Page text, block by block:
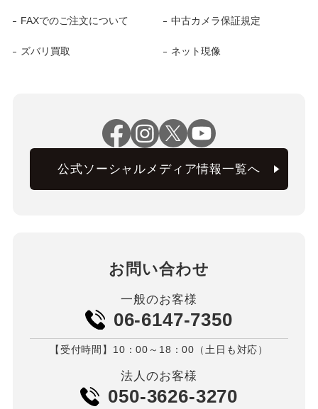
FAXでのご注文について 中古カメラ保証規定
ズバリ買取 ネット現像
公式ソーシャルメディア情報一覧へ
お問い合わせ
一般のお客様
06-6147-7350
【受付時間】10：00～18：00（土日も対応）
法人のお客様
050-3626-3270